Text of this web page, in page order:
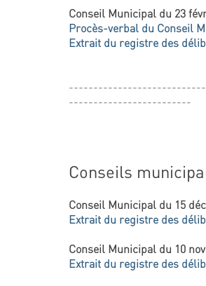
Conseil Municipal du 23
Procès-verbal du Conseil
Extrait du registre des
-------------------------
Conseils
Conseil Municipal du 15
Extrait du registre des
Conseil Municipal du 10
Extrait du registre des